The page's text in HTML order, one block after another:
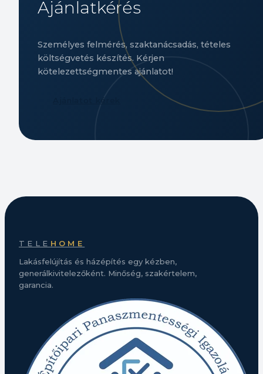
Ajánlatkérés
Személyes felmérés, szaktanácsadás, tételes
költségvetés készítés. Kérjen
kötelezettségmentes ajánlatot!
Ajánlatot kérek
TELE HOME
Lakásfelújítás és házépítés egy kézben,
generálkivitelezőként. Minőség, szakértelem,
garancia.